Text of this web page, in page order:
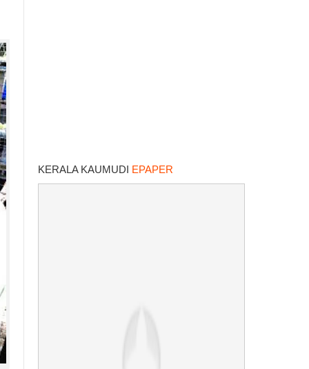
KERALA KAUMUDI EPAPER